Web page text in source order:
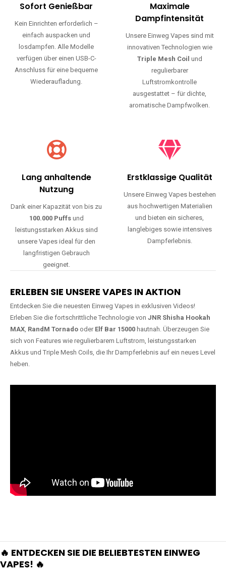
Sofort Genießbar
Kein Einrichten erforderlich –
einfach auspacken und
losdampfen. Alle Modelle
verfügen über einen USB-C-
Anschluss für eine bequeme
Wiederaufladung.
Maximale
Dampfintensität
Unsere Einweg Vapes sind mit
innovativen Technologien wie
Triple Mesh Coil und
regulierbarer
Luftstromkontrolle
ausgestattet – für dichte,
aromatische Dampfwolken.
Lang anhaltende
Nutzung
Dank einer Kapazität von bis zu
100.000 Puffsund
leistungsstarken Akkus sind
unsere Vapes ideal für den
langfristigen Gebrauch
geeignet.
Erstklassige Qualität
Unsere Einweg Vapes bestehen
aus hochwertigen Materialien
und bieten ein sicheres,
langlebiges sowie intensives
Dampferlebnis.
ERLEBEN SIE UNSERE VAPES IN AKTION
Entdecken Sie die neuesten Einweg Vapes in exklusiven Videos!
Erleben Sie die fortschrittliche Technologie von JNR Shisha Hookah
MAX, RandM Tornado oder Elf Bar 15000 hautnah. Überzeugen Sie
sich von Features wie regulierbarem Luftstrom, leistungsstarken
Akkus und Triple Mesh Coils, die Ihr Dampferlebnis auf ein neues Level
heben.
🔥 ENTDECKEN SIE DIE BELIEBTESTEN EINWEG
VAPES! 🔥